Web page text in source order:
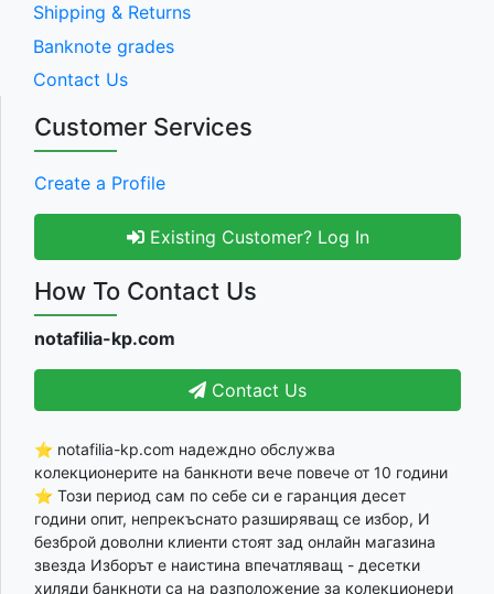
Shipping & Returns
Banknote grades
Contact Us
Customer Services
Create a Profile
Existing Customer? Log In
How To Contact Us
notafilia-kp.com
Contact Us
⭐ notafilia-kp.com надеждно обслужва
колекционерите на банкноти вече повече от 10 години
⭐ Този период сам по себе си е гаранция десет
години опит, непрекъснато разширяващ се избор, И
безброй доволни клиенти стоят зад онлайн магазина
звезда Изборът е наистина впечатляващ - десетки
хиляди банкноти са на разположение за колекционери